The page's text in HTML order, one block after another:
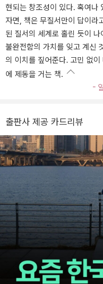
현되는 창조성이 있다. 혹여나
자면, 책은 무질서만이 답이라
된 질서의 세계로 홀린 듯이
불완전함의 가치를 잊고 계신
의 이치를 짚어준다. 고민 없
에 제동을 거는 책.
-
출판사 제공 카드리뷰